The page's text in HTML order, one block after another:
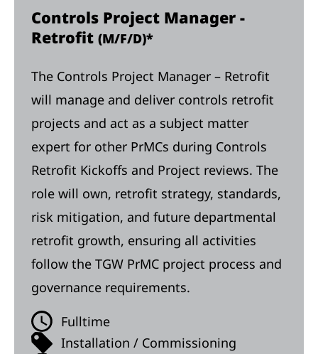
Controls Project Manager -
Retrofit (M/F/D)*
The Controls Project Manager – Retrofit
will manage and deliver controls retrofit
projects and act as a subject matter
expert for other PrMCs during Controls
Retrofit Kickoffs and Project reviews. The
role will own, retrofit strategy, standards,
risk mitigation, and future departmental
retrofit growth, ensuring all activities
follow the TGW PrMC project process and
governance requirements.
Fulltime
Installation / Commissioning